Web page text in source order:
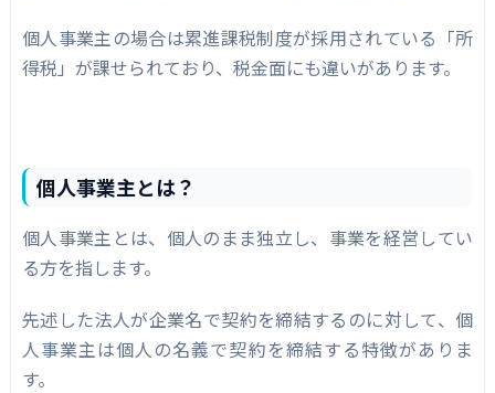
個人事業主の場合は累進課税制度が採用されている「所
得税」が課せられており、税金面にも違いがあります。
個人事業主とは？
個人事業主とは、個人のまま独立し、事業を経営してい
る方を指します。
先述した法人が企業名で契約を締結するのに対して、個
人事業主は個人の名義で契約を締結する特徴がありま
す。